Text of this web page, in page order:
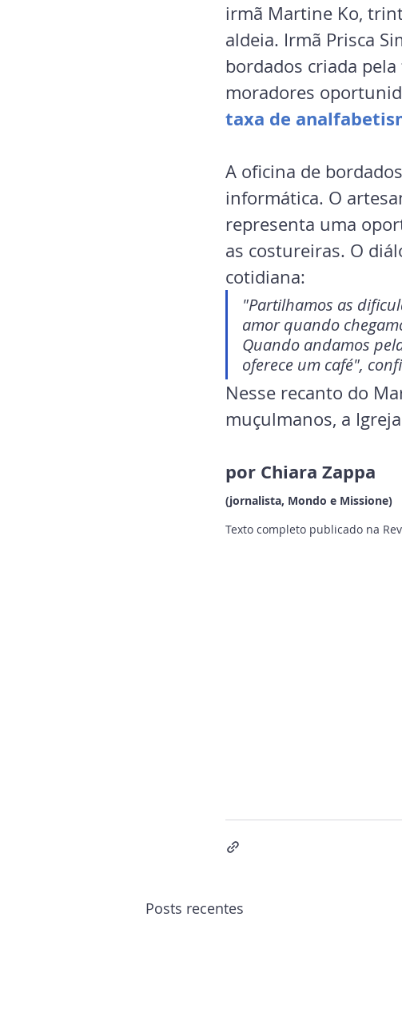
irmã Martine Ko,
aldeia. Irmã Prisca
bordados criada
moradores
taxa de
A oficina de
informática. O
representa uma
as costureiras. O
cotidiana:
"Partilhamos as
amor quando
Quando andamos
oferece um café",
Nesse recanto do
muçulmanos, a
por Chiara Zappa
(jornalista, Mondo e Missione)
Texto completo publicado na
Posts recentes